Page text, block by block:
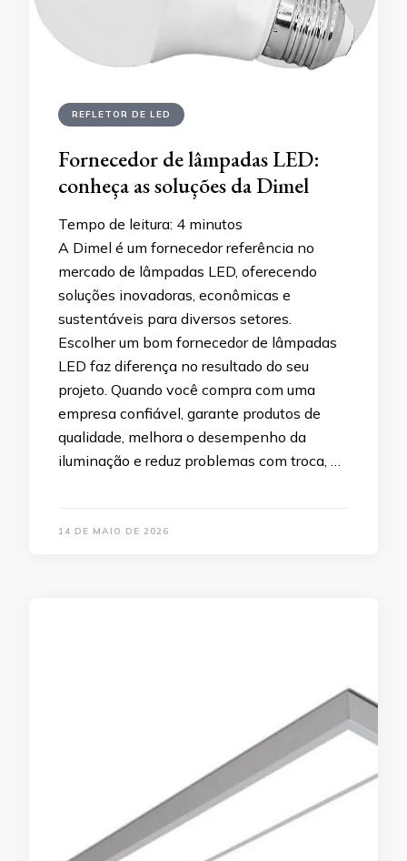
REFLETOR DE LED
Fornecedor de lâmpadas LED:
conheça as soluções da Dimel
Tempo de leitura: 4 minutos
A Dimel é um fornecedor referência no
mercado de lâmpadas LED, oferecendo
soluções inovadoras, econômicas e
sustentáveis para diversos setores.
Escolher um bom fornecedor de lâmpadas
LED faz diferença no resultado do seu
projeto. Quando você compra com uma
empresa confiável, garante produtos de
qualidade, melhora o desempenho da
iluminação e reduz problemas com troca, …
14 DE MAIO DE 2026